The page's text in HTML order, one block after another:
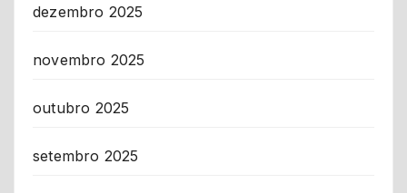
dezembro 2025
novembro 2025
outubro 2025
setembro 2025